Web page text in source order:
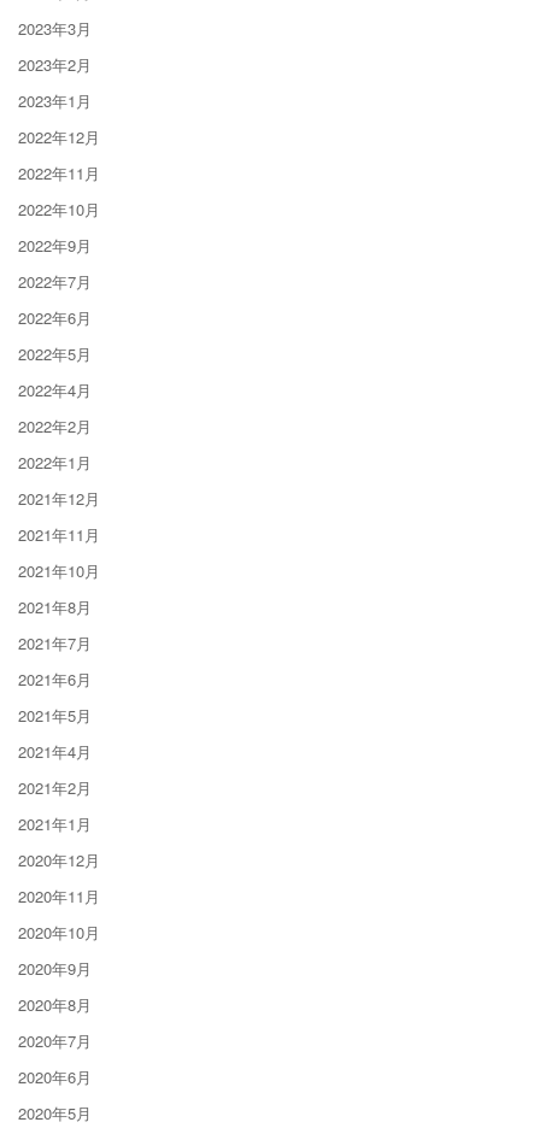
2023年3月
2023年2月
2023年1月
2022年12月
2022年11月
2022年10月
2022年9月
2022年7月
2022年6月
2022年5月
2022年4月
2022年2月
2022年1月
2021年12月
2021年11月
2021年10月
2021年8月
2021年7月
2021年6月
2021年5月
2021年4月
2021年2月
2021年1月
2020年12月
2020年11月
2020年10月
2020年9月
2020年8月
2020年7月
2020年6月
2020年5月